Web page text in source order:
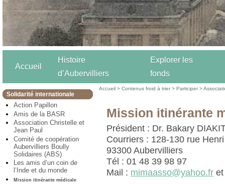
Accueil
Histoire
d’Aubervilliers
Explorer les
fonds
Solidarité internationale
Action Papillon
Amis de la BASR
Association Christelle et
Jean Paul
Comité de coopération
Aubervilliers Boully
Solidaires (ABS)
Les amis d’un coin de
l’Inde et du monde
Mission itinérante médicale
Accueil >Contenus froid à trier >Participer >
Mission itinérante
Président : Dr. Bakary
Courriers : 128-130 rue
93300 Aubervilliers
Tél : 01 48 39 98 97
Mail : mimaasso@yahoo.fr